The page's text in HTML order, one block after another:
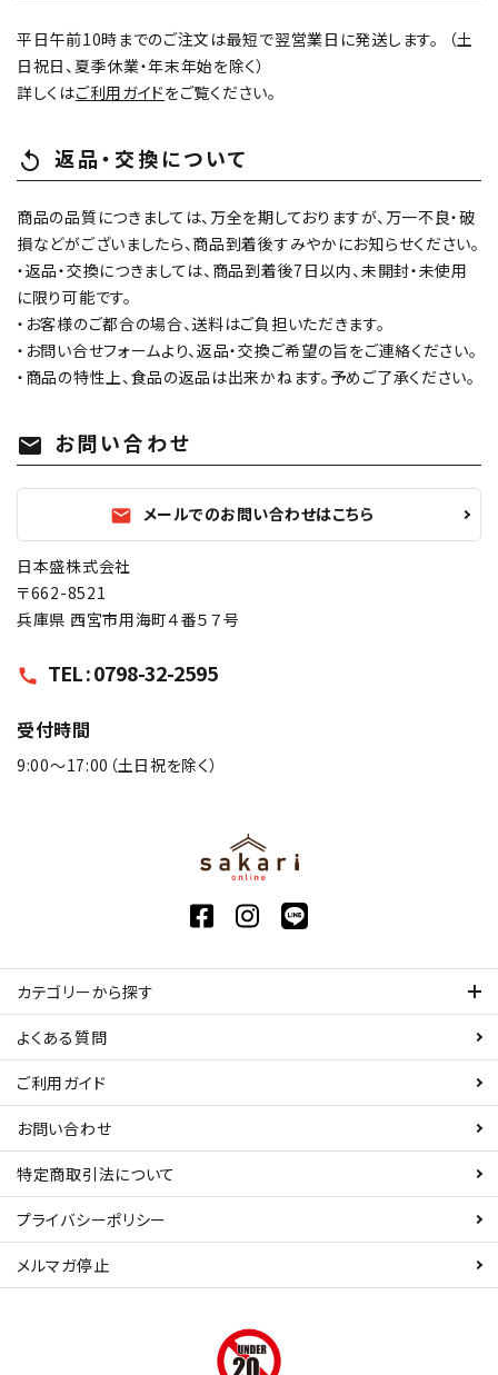
平日午前10時までのご注文は最短で翌営業日に発送します。 （土
日祝日、夏季休業・年末年始を除く）
詳しくはご利用ガイドをご覧ください。
replay 返品・交換について
商品の品質につきましては、万全を期しておりますが、万一不良・破
損などがございましたら、商品到着後すみやかにお知らせください。
・返品・交換につきましては、商品到着後7日以内、未開封・未使用
に限り可能です。
・お客様のご都合の場合、送料はご負担いただきます。
・お問い合せフォームより、返品・交換ご希望の旨をご連絡ください。
・商品の特性上、食品の返品は出来かねます。予めご了承ください。
mail お問い合わせ
mail メールでのお問い合わせはこちら
日本盛株式会社
〒662-8521
兵庫県 西宮市用海町４番５７号
call TEL : 0798-32-2595
受付時間
9:00〜17:00（土日祝を除く）
カテゴリーから探す
よくある質問
ご利用ガイド
お問い合わせ
特定商取引法について
プライバシーポリシー
メルマガ停止